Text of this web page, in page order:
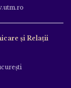
și Relații